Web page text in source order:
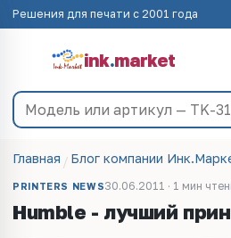
Решения для печати с 2001 года
ink.market
Главная Блог компании
PRINTERS NEWS30.06.2011 · 1 мин
Humble - лучший